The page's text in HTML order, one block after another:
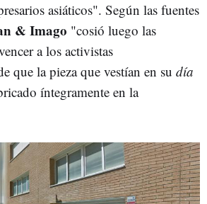
asiáticos". Según las fuentes
& Imago "cosió luego las
a los activistas
que la pieza que vestían en su día
íntegramente en la